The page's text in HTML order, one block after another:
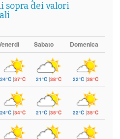
sopra dei valori
Sabato Domenica
24°C|37°C 21°C|38°C 22°C |38°C
24°C|34°C 21°C|35°C 22°C |35°C